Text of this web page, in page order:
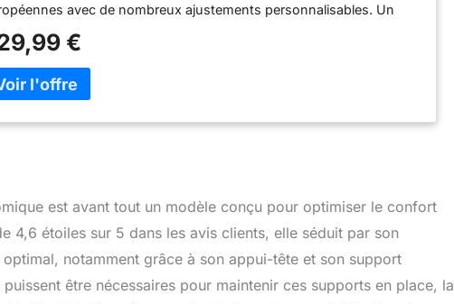
avec de nombreux ajustements personnalisables. Un
ASSISE SPACIEUSE ET DOUCE : Le siège ergonomique soutient
uniformément la pression, ce qui soulage vos jambes.
DOULEUR DURANT LA JOURNÉE : le design ergonomique
maintient dans une position naturelle, élimine la pression exercée
votre dos et réduit le risque de problèmes musculaires. LAISSEZ
travail. QUALITÉ CERTIFIÉE : Surpassant les normes BIFMA, cette
fabriquée avec des matériaux de première qualité, assure
et sécurité, avec une garantie de 3 ans.
€
est avant tout un modèle conçu pour optimiser le confort
4,6 étoiles sur 5 dans les avis clients, elle séduit par son
notamment grâce à son appui-tête et son support
être nécessaires pour maintenir ces supports en place, la